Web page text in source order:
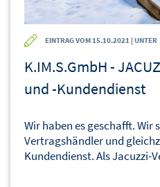
EINTRAG VOM 15.10.2021 | UNTER
K.IM.S.GmbH -
und -Kundendienst
Wir haben es geschafft. Wir
Vertragshändler und
Kundendienst. Als Jacuzzi-